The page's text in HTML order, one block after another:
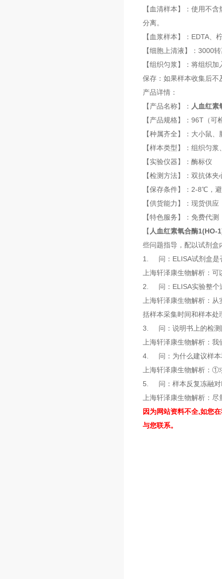
【血清样本】：使用不
分离。
【血浆样本】：EDTA
【细胞上清液】：3000
【组织匀浆】：将组织
保存：如果样本收集后
产品详情：
【产品名称】： 人血红
【产品规格】：96T（
【种属齐全】：大小鼠
【样本类型】：组织匀
【实验仪器】：酶标仪
【检测方法】：双抗体夹
【保存条件】：2-8℃，
【供货能力】：现货供
【特色服务】：免费代
【 人血红素氧合酶1(HO-
些问题指导，配以试剂
1. 问：ELISA试剂盒是
上海轩泽康生物解析：
2. 问：ELISA实验整个
上海轩泽康生物解析：
括样本采集时间和样本处
3. 问：说明书上的检测
上海轩泽康生物解析：
4. 问：为什么建议样本
上海轩泽康生物解析：
5. 问：样本反复冻融对
上海轩泽康生物解析：
因为网站资料不全,如您
与您联系。